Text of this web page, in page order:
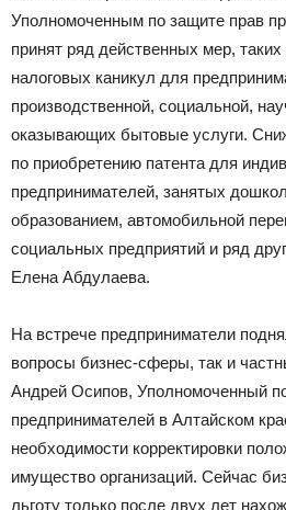
Уполномоченным по защите прав
принят ряд действенных мер,
налоговых каникул для
производственной, социальной,
оказывающих бытовые услуги.
по приобретению патента для
предпринимателей, занятых
образованием, автомобильной
социальных предприятий и ряд
Елена Абдулаева.
На встрече предприниматели
вопросы бизнес-сферы, так и
Андрей Осипов, Уполномоченный
предпринимателей в Алтайском
необходимости корректировки
имущество организаций. Сейчас
льготу только после двух лет